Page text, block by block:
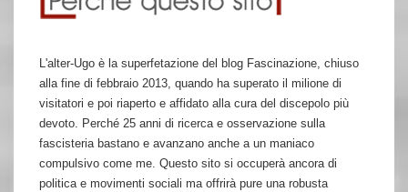
L'alter-Ugo è la superfetazione del blog Fascinazione, chiuso
alla fine di febbraio 2013, quando ha superato il milione di
visitatori e poi riaperto e affidato alla cura del discepolo più
devoto. Perché 25 anni di ricerca e osservazione sulla
fascisteria bastano e avanzano anche a un maniaco
compulsivo come me. Questo sito si occuperà ancora di
politica e movimenti sociali ma offrirà pure una robusta